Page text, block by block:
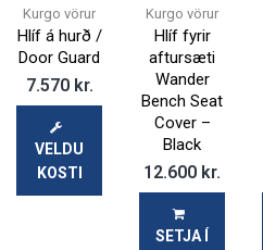
Kurgo vörur
Hlíf á hurð /
Door Guard
7.570 kr.
VELDU
KOSTI
Kurgo vörur
Hlíf fyrir
aftursæti
Wander
Bench Seat
Cover –
Black
12.600 kr.
SETJA Í